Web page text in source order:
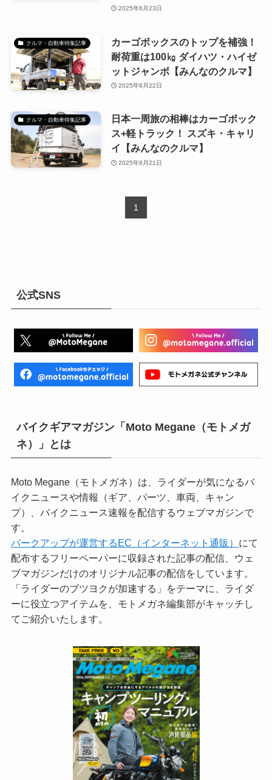
2025年6月23日
クルマ・自動車特集記事
カーゴボックスのトップを補強！
耐荷重は100㎏ ダイハツ・ハイゼ
ットジャンボ【みんなのクルマ】
2025年6月22日
クルマ・自動車特集記事
日本一周旅の相棒はカーゴボック
ス+軽トラック！ スズキ・キャリ
イ【みんなのクルマ】
2025年6月21日
1
公式SNS
バイクギアマガジン「Moto Megane（モトメガ
ネ）」とは
Moto Megane（モトメガネ）は、ライダーが気になるバ
イクニュースや情報（ギア、パーツ、車両、キャン
プ）、バイクニュース速報を配信するウェブマガジンで
す。
パークアップが運営するEC（インターネット通販） にて
配布するフリーペーパーに収録された記事の配信、ウェ
ブマガジンだけのオリジナル記事の配信をしています。
「ライダーのブツヨクが加速する」をテーマに、ライダ
ーに役立つアイテムを、モトメガネ編集部がキャッチし
てご紹介いたします。